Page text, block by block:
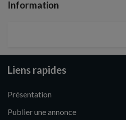
Information
Liens rapides
Présentation
Publier une annonce